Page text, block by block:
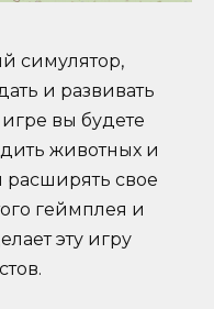
симулятор,
и развивать
вы будете
животных и
расширять свое
геймплея и
эту игру